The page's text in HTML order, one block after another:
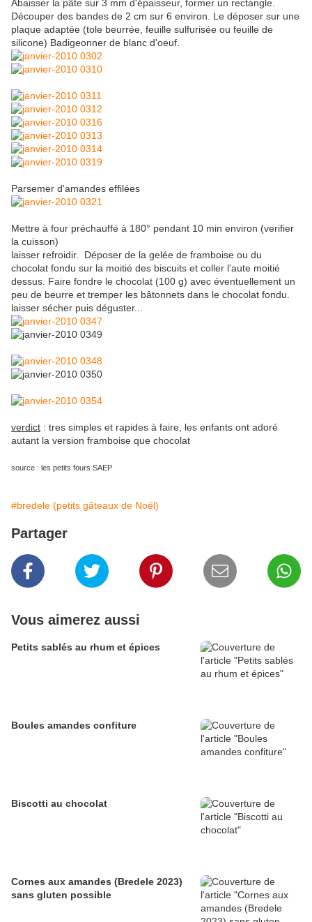
Abaisser la pâte sur 3 mm d'épaisseur, former un rectangle.
Découper des bandes de 2 cm sur 6 environ. Le déposer sur une
plaque adaptée (tole beurrée, feuille sulfurisée ou feuille de
silicone) Badigeonner de blanc d'oeuf.
Parsemer d'amandes effilées
Mettre à four préchauffé à 180° pendant 10 min environ (verifier
la cuisson)
laisser refroidir. Déposer de la gelée de framboise ou du
chocolat fondu sur la moitié des biscuits et coller l'aute moitié
dessus. Faire fondre le chocolat (100 g) avec éventuellement un
peu de beurre et tremper les bâtonnets dans le chocolat fondu.
laisser sécher puis déguster...
verdict : tres simples et rapides à faire, les enfants ont adoré
autant la version framboise que chocolat
source : les petits fours SAEP
#bredele (petits gâteaux de Noël)
Partager
Vous aimerez aussi
Petits sablés au rhum et épices
Boules amandes confiture
Biscotti au chocolat
Cornes aux amandes (Bredele 2023)
sans gluten possible